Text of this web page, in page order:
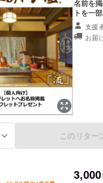
名前を
トを一
像は昨
パンフ
て頂き
支援
お届
このリター
3,000